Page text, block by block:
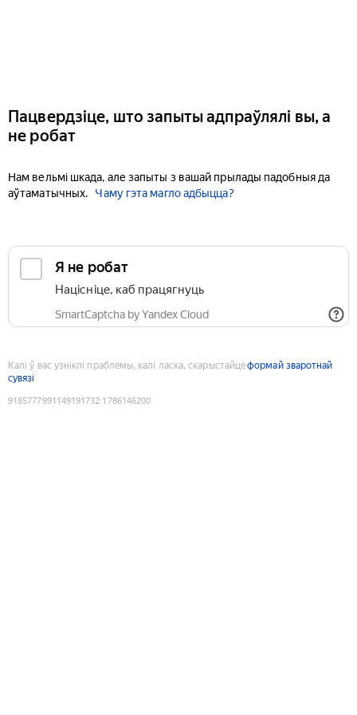
Пацвердзіце, што запыты адпраўлялі вы, а
не робат
Нам вельмі шкада, але запыты з вашай прылады падобныя да
аўтаматычных.
Чаму гэта магло адбыцца?
Я не робат
Націсніце, каб працягнуць
SmartCaptcha by Yandex Cloud
Калі ў вас узніклі праблемы, калі ласка, скарыстайцеформай зваротнай
сувязі
9185777991149191732:1786146200